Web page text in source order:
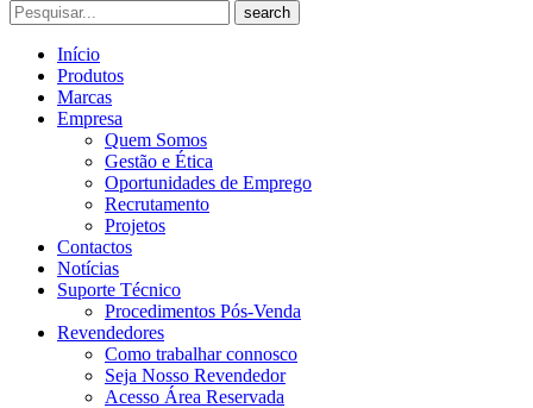
search
Início
Produtos
Marcas
Empresa
Quem Somos
Gestão e Ética
Oportunidades de Emprego
Recrutamento
Projetos
Contactos
Notícias
Suporte Técnico
Procedimentos Pós-Venda
Revendedores
Como trabalhar connosco
Seja Nosso Revendedor
Acesso Área Reservada